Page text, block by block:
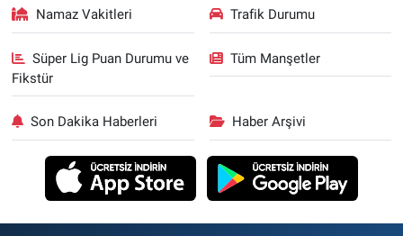
Namaz Vakitleri Trafik Durumu
Süper Lig Puan Durumu ve
Fikstür
Tüm Manşetler
Son Dakika Haberleri Haber Arşivi